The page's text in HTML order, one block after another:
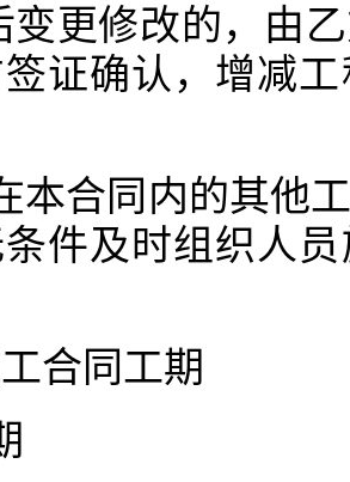
变更修改的，由
证确认，增减
本合同内的其他
件及时组织人
合同工期